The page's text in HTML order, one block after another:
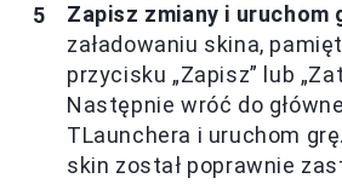
Zapisz zmiany i uruchom
załadowaniu skina,
przycisku „Zapisz” lub
Następnie wróć do
TLaunchera i uruchom
skin został poprawnie